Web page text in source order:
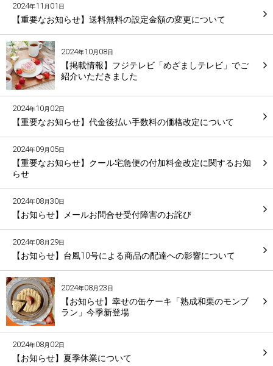
2024年11 月 01 日
【重要なお知らせ】送料無料の設定金額の変更について
2024年10月 08日
【掲載情報】フジテレビ「めざましテレビ」でご
紹介いただきました
2024年10月 02日
【重要なお知らせ】代金後払い手数料の価格改定について
2024年09月 05日
【重要なお知らせ】クール宅急便の付加料金改定に関するお知
らせ
2024年08月30日
【お知らせ】メールお問合せ受付障害のお詫び
2024年08月 29日
【お知らせ】台風10号による商品の配達への影響について
2024年08月 23日
【お知らせ】幸せの缶ケーキ「熟成和栗のモンブ
ラン」今季新登場
2024年08月 02日
【お知らせ】夏季休業について